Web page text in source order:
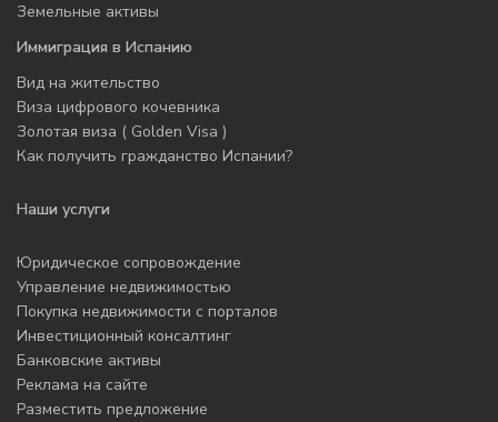
Земельные активы
Иммиграция в Испанию
Вид на жительство
Виза цифрового кочевника
Золотая виза ( Golden Visa )
Как получить гражданство Испании?
Наши услуги
Юридическое сопровождение
Управление недвижимостью
Покупка недвижимости с порталов
Инвестиционный консалтинг
Банковские активы
Реклама на сайте
Разместить предложение